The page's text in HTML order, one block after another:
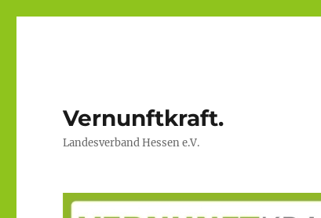
Vernunftkraft.
Landesverband Hessen e.V.